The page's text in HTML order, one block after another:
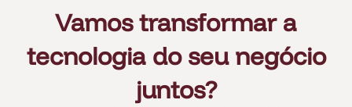
Vamos transformar a
tecnologia do seu negócio
juntos?